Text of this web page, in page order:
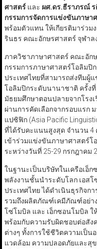
ศาสตร์และ ผศ.ดร.ธีราภรณ์
กรรมการจัดการแข่งขันภาษา
พร้อมตัวแทน ให้เกียรติมาร่ว
รินธร คณะอักษรศาสตร์ จุฬาล
ภาควิชาภาษาศาสตร์ คณะอัก
กรรมการภาษาศาสตร์โอลิมปิ
ประเทศไทยที่สามารถส่งทีมผู้
โอลิมปิกระดับนานาชาติ ครั้ง
มัธยมศึกษาตอนปลายจากโรง
ผ่านการคัดเลือกจากรอบแรก
แปซิฟิก (Asia Pacific
ที่ได้รับคะแนนสูงสุด จำนวน 4
เข้าร่วมแข่งขันภาษาศาสตร์โ
ระหว่างวันที่ 25-29 กรกฎาคม
ในฐานะเป็นบริษัทในเครือเอ็
พลังงานชั้นนำระดับโลก เอสโ
ประเทศไทย ได้ดำเนินธุรกิจ
รวมถึงผลิตภัณฑ์เคมีภัณฑ์อย่าง
โซ่โมบิล และ เอ็กซอนโมบิล
พร้อมกับความรับผิดชอบต่อสั
ต่างๆ ทั้งการใช้ชีวิตความเป็
แวดล้อม ความปลอดภัยและสุ